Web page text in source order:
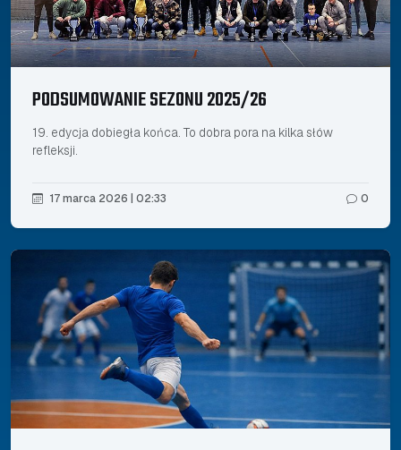
PODSUMOWANIE SEZONU 2025/26
19. edycja dobiegła końca. To dobra pora na kilka słów
refleksji.
17 marca 2026 | 02:33 0